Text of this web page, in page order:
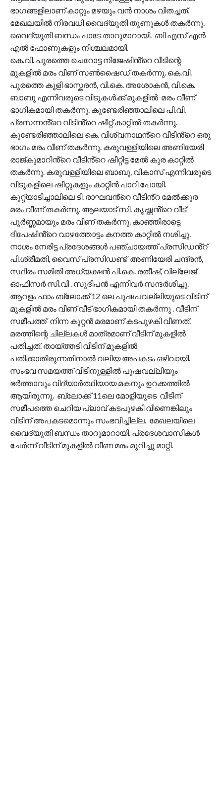
ഭാഗങ്ങളിലാണ് കാറ്റും മഴയും വൻ നാശം വിതച്ചത്.
മേഖലയിൽ നിരവധി വൈദ്യുതി തൂണുകൾ തകർന്നു.
വൈദ്യുതി ബന്ധം പാടേ താറുമാറായി. ബി എസ് എൻ
എൽ ഫോണുകളും നിശ്ചലമായി.
കെ.വി. പുരത്തെ ചെറോട്ട നിജേഷിൻ്റെ വീടിന്റെ
മുകളിൽ മരം വീണ് സൺഷൈഡ് തകർന്നു. കെ.വി.
പുരത്തെ കൂളി ഭാസ്കരൻ, വി.കെ. അശോകൻ, വി.കെ.
ബാബു എന്നിവരുടെ വിടുകൾക്ക് മുകളിൽ മരം വീണ്
ഭാഗികമായി തകർന്നു. കുണ്ടേരിഞ്ഞാലിലെ പി.വി.
പ്രസന്നൻ്റെ വീടിൻ്റെ ഷീറ്റ് കാറ്റിൽ തകർന്നു.
കുണ്ടേരിഞ്ഞാലിലെ കെ. വിശ്വനാഥൻ്റെ വീടിൻ്റെ ഒരു
ഭാഗം മരം വീണ് തകർന്നു. കരുവള്ളിയിലെ അണിയേരി
രാജ്കുമാറിൻ്റെ വീടിൻ്റെ ഷീറ്റിട്ട മേൽ കുര കാറ്റിൽ
തകർന്നു. കരുവള്ളിയിലെ ബാബു, വികാസ് എന്നിവരുടെ
വീടുകളിലെ ഷീറ്റുകളും കാറ്റിൻ പാറി പോയി.
കുറ്റ്യാടിച്ചാലിലെ ടി. രാഘവൻ്റെ വീടിൻ്റ മേൽക്കൂര
മരം വീണ് തകർന്നു. ആലയാട് സി. കൃഷ്ണൻ്റെ വീട്
പൂർണ്ണമായും മരം വീണ് തകർന്നു. കാഞ്ഞിരാട്ടെ
ദീപേഷിൻ്റെ വാഴത്തോട്ടം കനത്ത കാറ്റിൽ നശിച്ചു.
നാശം നേരിട്ട പ്രദേശങ്ങൾ പഞ്ചായത്ത് പ്രസിഡൻ്റ്
പി.ശ്രീമതി, വൈസ് പ്രസിഡണ്ട് അണിയേരി ചന്ദ്രൻ,
സ്ഥിരം സമിതി അധ്യക്ഷൻ പി.കെ. രതീഷ്, വില്ലേജ്
ഓഫിസർ സി.വി . സുദീപൻ എന്നിവർ സന്ദർശിച്ചു.
ആറളം ഫാം ബ്ലോക്ക് 12 ലെ പുഷപവല്ലിയുടെ വീടിന്
മുകളിൽ മരം വീണ് വീട് ഭാഗികമായി തകർന്നു . വീടിന്
സമീപത്ത് നിന്ന കൂറ്റൻ മരമാണ് കടപുഴകി വീണത്.
മരത്തിന്റെ ചില്ലകൾ മാത്രമാണ് വീടിന് മുകളിൽ
പതിച്ചത്. തായ്ത്തടി വീടിന് മുകളിൽ
പതിക്കാതിരുന്നതിനാൽ വലിയ അപകടം ഒഴിവായി.
സംഭവ സമയത്ത് വീടിനുള്ളിൽ പുഷവല്ലിയും
ഭർത്താവും വിദ്യാർത്ഥിയായ മകനും ഉറക്കത്തിൽ
ആയിരുന്നു. ബ്ലോക്ക് 11ലെ മോളിയുടെ വീടിന്
സമീപത്തെ ചെറിയ പ്ലാവ് കടപുഴകി വീണെങ്കിലും
വീടിന് അപകടമൊന്നും സംഭവിച്ചില്ല. മേഖലയിലെ
വൈദ്യുതി ബന്ധം താറുമാറായി. പ്രദേശവാസികൾ
ചേർന്ന് വീടിന് മുകളിൽ വീണ മരം മുറിച്ചു മാറ്റി.